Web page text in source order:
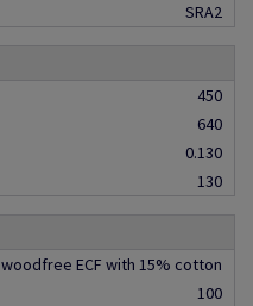
SRA2
450
640
0.130
130
woodfree ECF with 15% cotton
100